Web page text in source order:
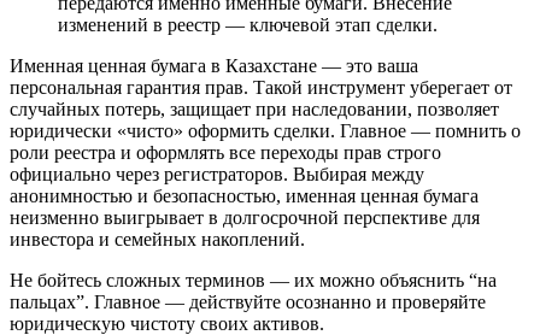
изменений в реестр — ключевой этап сделки.
Именная ценная бумага в Казахстане — это ваша
персональная гарантия прав. Такой инструмент уберегает от
случайных потерь, защищает при наследовании, позволяет
юридически «чисто» оформить сделки. Главное — помнить о
роли реестра и оформлять все переходы прав строго
официально через регистраторов. Выбирая между
анонимностью и безопасностью, именная ценная бумага
неизменно выигрывает в долгосрочной перспективе для
инвестора и семейных накоплений.
Не бойтесь сложных терминов — их можно объяснить “на
пальцах”. Главное — действуйте осознанно и проверяйте
юридическую чистоту своих активов.